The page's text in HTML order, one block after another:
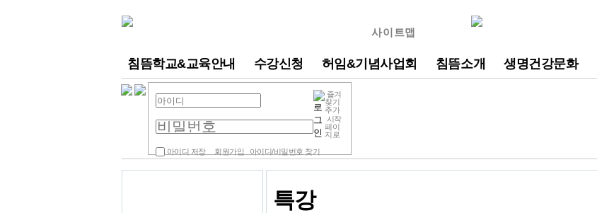
사이트맵
침뜸학교&교육안내 수강신청 허임&기념사업회 침뜸소개 생명건강문화
즐겨
찾기
추가
시작
페이
지로
아이디 저장
회원가입 아이디/비밀번호 찾기
특강